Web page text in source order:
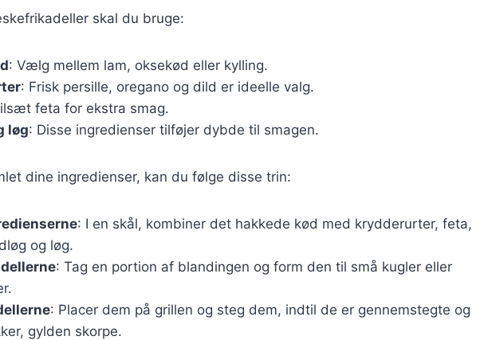
skal du bruge:
: Vælg mellem lam, oksekød eller kylling.
: Frisk persille, oregano og dild er ideelle valg.
feta for ekstra smag.
løg: Disse ingredienser tilføjer dybde til smagen.
dine ingredienser, kan du følge disse trin:
: I en skål, kombiner det hakkede kød med krydderurter, feta,
og løg.
: Tag en portion af blandingen og form den til små kugler eller
: Placer dem på grillen og steg dem, indtil de er gennemstegte og
gylden skorpe.